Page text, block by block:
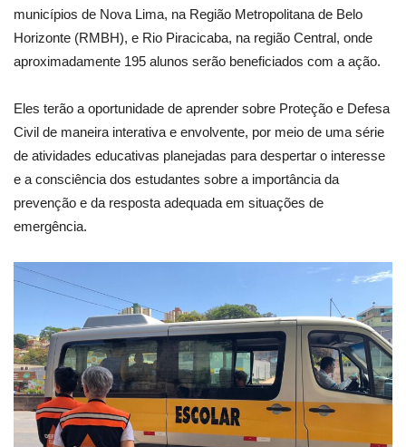
municípios de Nova Lima, na Região Metropolitana de Belo
Horizonte (RMBH), e Rio Piracicaba, na região Central, onde
aproximadamente 195 alunos serão beneficiados com a ação.
Eles terão a oportunidade de aprender sobre Proteção e Defesa
Civil de maneira interativa e envolvente, por meio de uma série
de atividades educativas planejadas para despertar o interesse
e a consciência dos estudantes sobre a importância da
prevenção e da resposta adequada em situações de
emergência.